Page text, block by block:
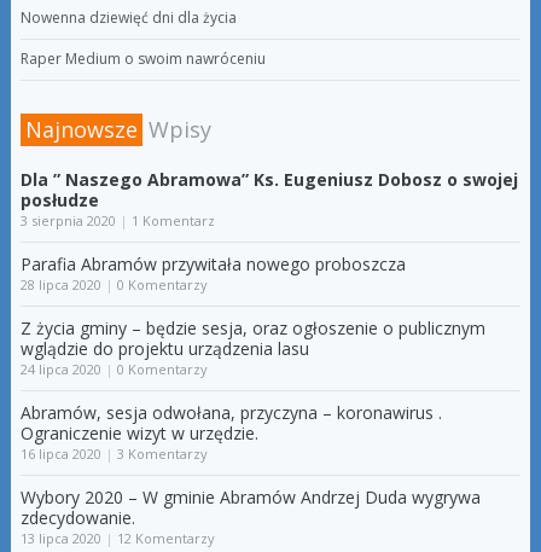
Nowenna dziewięć dni dla życia
Raper Medium o swoim nawróceniu
Najnowsze Wpisy
Dla ” Naszego Abramowa” Ks. Eugeniusz Dobosz o swojej
posłudze
3 sierpnia 2020 | 1 Komentarz
Parafia Abramów przywitała nowego proboszcza
28 lipca 2020 | 0 Komentarzy
Z życia gminy – będzie sesja, oraz ogłoszenie o publicznym
wglądzie do projektu urządzenia lasu
24 lipca 2020 | 0 Komentarzy
Abramów, sesja odwołana, przyczyna – koronawirus .
Ograniczenie wizyt w urzędzie.
16 lipca 2020 | 3 Komentarzy
Wybory 2020 – W gminie Abramów Andrzej Duda wygrywa
zdecydowanie.
13 lipca 2020 | 12 Komentarzy